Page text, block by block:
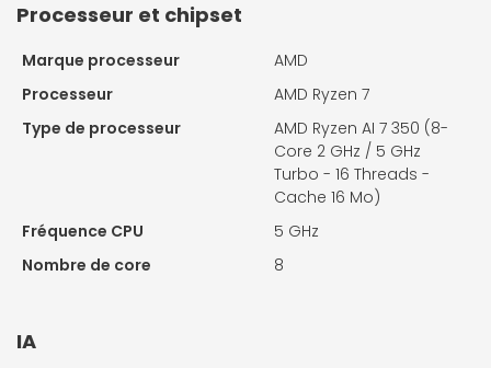
Processeur et chipset
Marque processeur
AMD
Processeur
AMD Ryzen 7
Type de processeur
AMD Ryzen AI 7 350 (8-
Core 2 GHz / 5 GHz
Turbo - 16 Threads -
Cache 16 Mo)
Fréquence CPU
5 GHz
Nombre de core
8
IA